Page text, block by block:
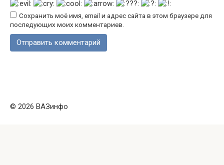
Сохранить моё имя, email и адрес сайта в этом браузере для
последующих моих комментариев.
© 2026 ВАЗинфо